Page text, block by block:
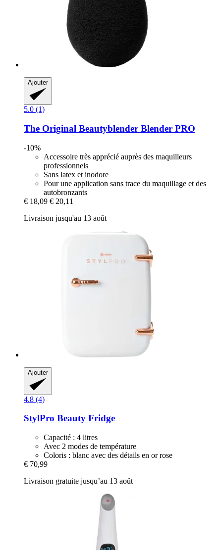
Ajouter
5.0 (1)
The Original Beautyblender Blender PRO
-10%
Accessoire très apprécié auprès des maquilleurs
professionnels
Sans latex et inodore
Pour une application sans trace du maquillage et des
autobronzants
€ 18,09 € 20,11
Livraison jusqu'au 13 août
Ajouter
4.8 (4)
StylPro Beauty Fridge
Capacité : 4 litres
Avec 2 modes de température
Coloris : blanc avec des détails en or rose
€ 70,99
Livraison gratuite jusqu’au 13 août